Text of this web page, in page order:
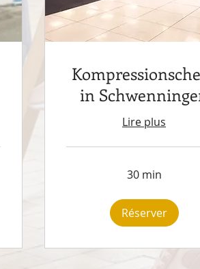
in
Lire plus
30 min
Réserver